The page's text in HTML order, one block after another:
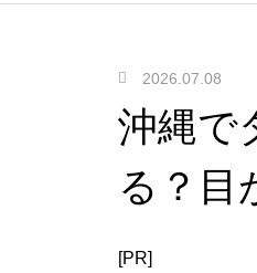
2026.07.08
沖縄で
る？目
[PR]